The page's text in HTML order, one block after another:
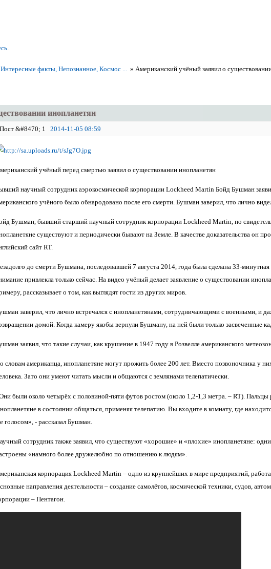
.
Интересные факты, Непознанное, Космос ... » Американский учёный заявил о
инопланетян
1 2014-11-05 08:59
учёный перед смертью заявил о существовании инопланетян
научный сотрудник аэрокосмической корпорации Lockheed Martin Бойд Бушман
учёного было обнародовано после его смерти. Бушман заверил, что лично
Бушман, бывший старший научный сотрудник корпорации Lockheed Martin, по
существуют и периодически бывают на Земле. В качестве доказательства он
сайт RT.
до смерти Бушмана, последовавшей 7 августа 2014, года была сделана 33-
привлекла только сейчас. На видео учёный делает заявление о существовании
рассказывает о том, как выглядят гости из других миров.
заверил, что лично встречался с инопланетянами, сотрудничающими с военными, и
домой. Когда камеру якобы вернули Бушману, на ней были только засвеченные
заявил, что такие случаи, как крушение в 1947 году в Розвелле американского
словам американца, инопланетяне могут прожить более 200 лет. Вместо позвоночника у
Зато они умеют читать мысли и общаются с землянами телепатически.
были около четырёх с половиной-пяти футов ростом (около 1,2-1,3 метра. – RT). Пальцы
в состоянии общаться, применяя телепатию. Вы входите в комнату, где
голосом», - рассказал Бушман.
сотрудник также заявил, что существуют «хорошие» и «плохие» инопланетяне:
«намного более дружелюбно по отношению к людям».
корпорация Lockheed Martin – одно из крупнейших в мире предприятий,
направления деятельности – создание самолётов, космической техники, судов,
– Пентагон.